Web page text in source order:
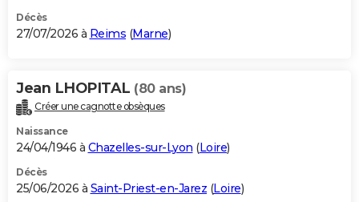
BONS PLANS
Carte de Noël
Carte Bonne année
Carte Saint-Valentin
Carte Pâques
Carte d'anniversaire
DICTIONNAIRE
Dictionnaire
Biographies
Citations
Expressions
Proverbes
PROGRAMME TV
S'inscrire
Se connecter
Lycées
Collèges
Primaires
Universités
Entreprises
Service militaire
Avis de recherche
AVIS DE DÉCÈS
Décès
27/07/2026 à Reims (Marne)
Jean LHOPITAL (80 ans)
Créer une cagnotte obsèques
Naissance
24/04/1946 à Chazelles-sur-Lyon (Loire)
Décès
25/06/2026 à Saint-Priest-en-Jarez (Loire)